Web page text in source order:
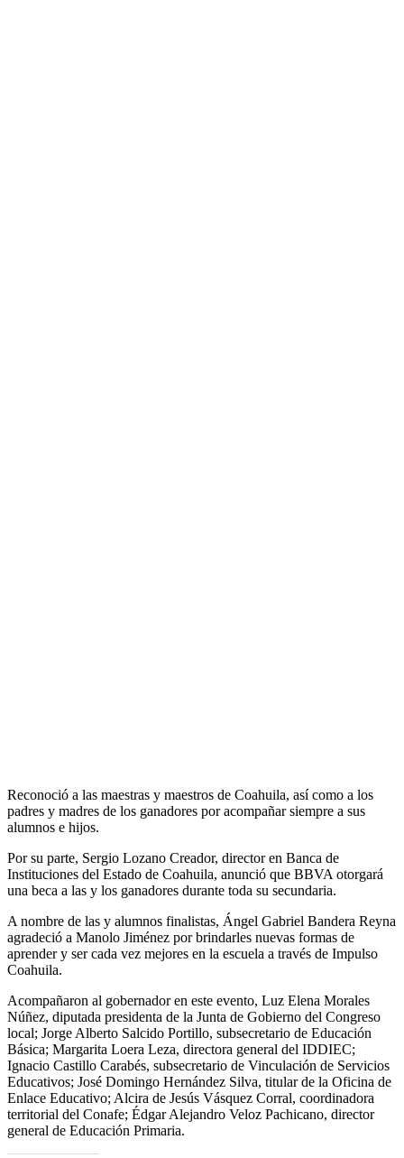
Reconoció a las maestras y maestros de Coahuila, así como a los
padres y madres de los ganadores por acompañar siempre a sus
alumnos e hijos.
Por su parte, Sergio Lozano Creador, director en Banca de
Instituciones del Estado de Coahuila, anunció que BBVA otorgará
una beca a las y los ganadores durante toda su secundaria.
A nombre de las y alumnos finalistas, Ángel Gabriel Bandera Reyna
agradeció a Manolo Jiménez por brindarles nuevas formas de
aprender y ser cada vez mejores en la escuela a través de Impulso
Coahuila.
Acompañaron al gobernador en este evento, Luz Elena Morales
Núñez, diputada presidenta de la Junta de Gobierno del Congreso
local; Jorge Alberto Salcido Portillo, subsecretario de Educación
Básica; Margarita Loera Leza, directora general del IDDIEC;
Ignacio Castillo Carabés, subsecretario de Vinculación de Servicios
Educativos; José Domingo Hernández Silva, titular de la Oficina de
Enlace Educativo; Alcira de Jesús Vásquez Corral, coordinadora
territorial del Conafe; Édgar Alejandro Veloz Pachicano, director
general de Educación Primaria.